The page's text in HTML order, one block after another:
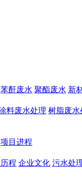
苯酐废水 聚酯废水 新
料废水处理 树脂废水
项目进程
程 企业文化 污水处